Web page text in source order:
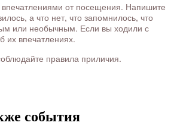
от посещения. Напишите
а что нет, что запомнилось, что
или необычным. Если вы ходили с
их впечатлениях.
правила приличия.
события